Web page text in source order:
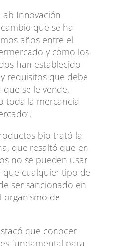
Innovación
que se ha
años entre el
y cómo los
han establecido
requisitos que debe
se le vende,
toda la mercancía
bio trató la
que resaltó que en
no se pueden usar
que cualquier tipo de
ser sancionado en
organismo de
que conocer
fundamental para